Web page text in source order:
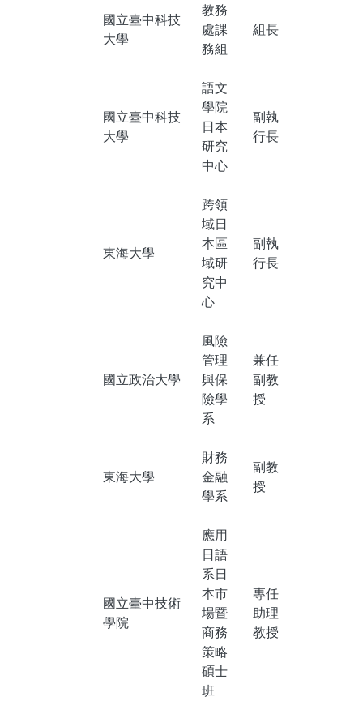
國立臺中科技
大學
教務
處課
務組
組長
國立臺中科技
大學
語文
學院
日本
研究
中心
副執
行長
東海大學
跨領
域日
本區
域研
究中
心
副執
行長
國立政治大學
風險
管理
與保
險學
系
兼任
副教
授
東海大學
財務
金融
學系
副教
授
國立臺中技術
學院
應用
日語
系日
本市
場暨
商務
策略
碩士
班
專任
助理
教授